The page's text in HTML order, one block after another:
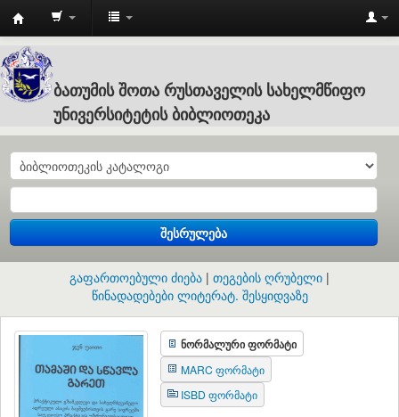
Batumi
Shota
Rustaveli
State
University
ბათუმის
შოთა
რუსთაველის
სახელმწიფო
უნივერსიტეტის
ბიბლიოთეკა
ბათუმის შოთა რუსთაველის სახელმწიფო
უნივერსიტეტის ბიბლიოთეკა
შესრულება
გაფართოებული ძიება თეგების ღრუბელი
წინადადებები ლიტერატ. შესყიდვაზე
ნორმალური ფორმატი
MARC ფორმატი
ISBD ფორმატი